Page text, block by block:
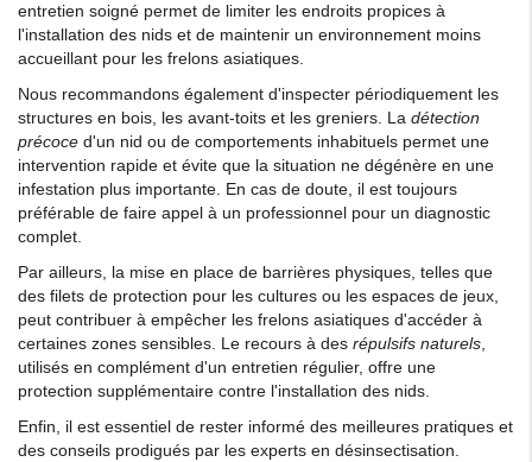
entretien soigné permet de limiter les endroits propices à
l'installation des nids et de maintenir un environnement moins
accueillant pour les frelons asiatiques.
Nous recommandons également d'inspecter périodiquement les
structures en bois, les avant-toits et les greniers. La détection
précoce d'un nid ou de comportements inhabituels permet une
intervention rapide et évite que la situation ne dégénère en une
infestation plus importante. En cas de doute, il est toujours
préférable de faire appel à un professionnel pour un diagnostic
complet.
Par ailleurs, la mise en place de barrières physiques, telles que
des filets de protection pour les cultures ou les espaces de jeux,
peut contribuer à empêcher les frelons asiatiques d'accéder à
certaines zones sensibles. Le recours à des répulsifs naturels,
utilisés en complément d'un entretien régulier, offre une
protection supplémentaire contre l'installation des nids.
Enfin, il est essentiel de rester informé des meilleures pratiques et
des conseils prodigués par les experts en désinsectisation.